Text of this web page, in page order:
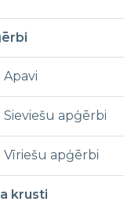
Apavi
Sieviešu apģērbi
Vīriešu apģērbi
krusti